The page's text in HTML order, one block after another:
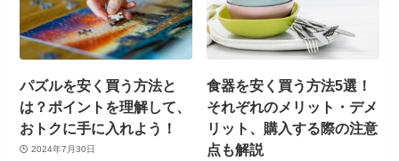
パズルを安く買う方法と
は？ポイントを理解して、
おトクに手に入れよう！
2024年7月30日
食器を安く買う方法5選！
それぞれのメリット・デメ
リット、購入する際の注意
点も解説